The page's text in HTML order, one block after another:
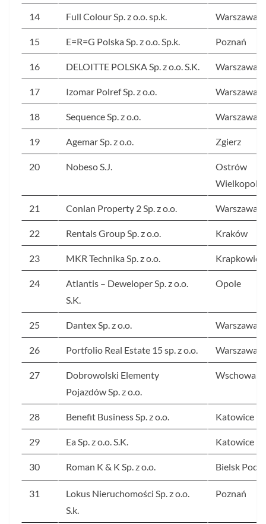
14 Full Colour Sp. z o.o. sp.k. Warszawa
15 E=R=G Polska Sp. z o.o. Sp.k. Poznań
16 DELOITTE POLSKA Sp. z o.o. S.K. Warszawa
17 Izomar Polref Sp. z o.o. Warszawa
18 Sequence Sp. z o.o. Warszawa
19 Agemar Sp. z o.o. Zgierz
20 Nobeso S.J.
Ostrów
21 Conlan Property 2 Sp. z o.o. Warszawa
22 Rentals Group Sp. z o.o. Kraków
23 MKR Technika Sp. z o.o. Krapkowice
24
Atlantis – Deweloper Sp. z o.o.
S.K.
Opole
25 Dantex Sp. z o.o. Warszawa
26 Portfolio Real Estate 15 sp. z o.o. Warszawa
27
Dobrowolski Elementy
Pojazdów Sp. z o.o.
Wschowa
28 Benefit Business Sp. z o.o. Katowice
29 Ea Sp. z o.o. S.K. Katowice
30 Roman K & K Sp. z o.o. Bielsk
31
Lokus Nieruchomości Sp. z o.o.
S.k.
Poznań